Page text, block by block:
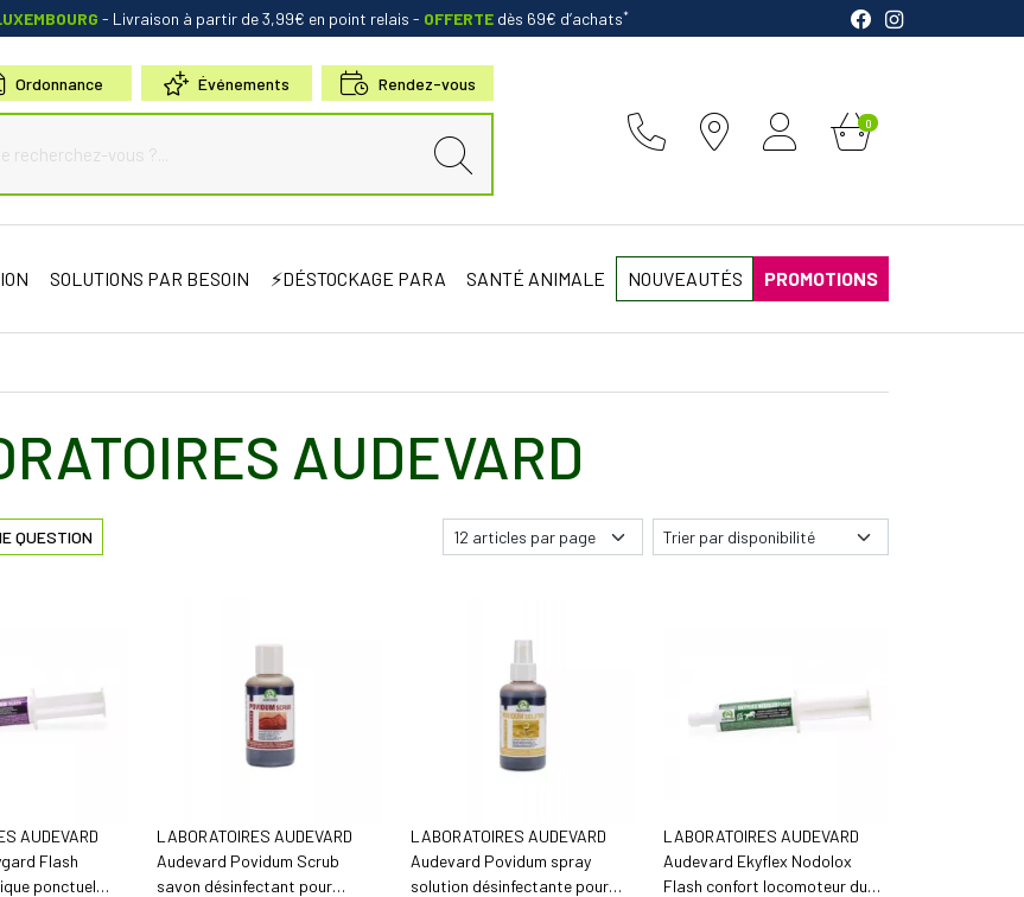
- Livraison à partir de 3,99€ en point relais - OFFERTE dès 69€ d’achats*
Votre pharmacie en ligne à votre service
Ordonnance Événements Rendez-vous
0
SOLUTIONS PAR BESOIN ⚡DÉSTOCKAGE PARA SANTÉ ANIMALE NOUVEAUTÉS PROMOTIONS
AUDEVARD
QUESTION
AUDEVARD
Flash
ponctuel
LABORATOIRES AUDEVARD
Audevard Povidum Scrub
savon désinfectant pour
LABORATOIRES AUDEVARD
Audevard Povidum spray
solution désinfectante pour
LABORATOIRES AUDEVARD
Audevard Ekyflex Nodolox
Flash confort locomoteur du